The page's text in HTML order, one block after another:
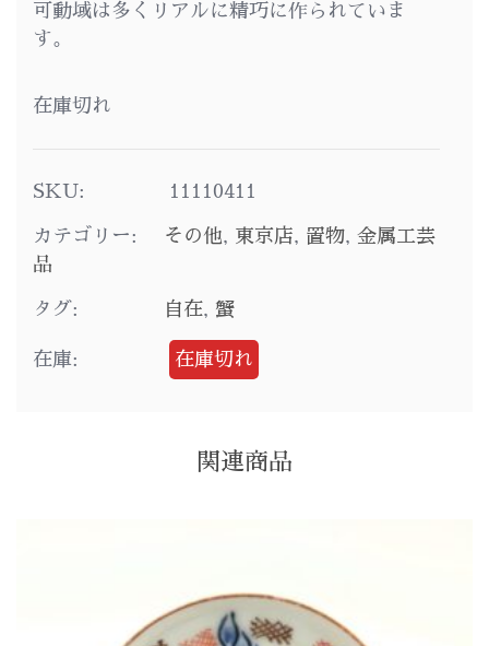
可動域は多くリアルに精巧に作られていま
す。
在庫切れ
SKU: 11110411
カテゴリー: その他, 東京店, 置物, 金属工芸
品
タグ: 自在, 蟹
在庫: 在庫切れ
関連商品